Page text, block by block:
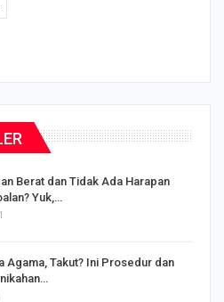
Berat dan Tidak Ada Harapan
Yuk,…
Agama, Takut? Ini Prosedur dan